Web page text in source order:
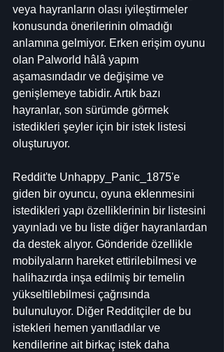
veya hayranların olası iyileştirmeler
konusunda önerilerinin olmadığı
anlamına gelmiyor. Erken erişim oyunu
olan Palworld hâlâ yapım
aşamasındadır ve değişime ve
genişlemeye tabidir. Artık bazı
hayranlar, son sürümde görmek
istedikleri şeyler için bir istek listesi
oluşturuyor.
Reddit'te Unhappy_Panic_1875'e
giden bir oyuncu, oyuna eklenmesini
istedikleri yapı özelliklerinin bir listesini
yayınladı ve bu liste diğer hayranlardan
da destek alıyor. Gönderide özellikle
mobilyaların hareket ettirilebilmesi ve
halihazırda inşa edilmiş bir temelin
yükseltilebilmesi çağrısında
bulunuluyor. Diğer Redditçiler de bu
istekleri hemen yanıtladılar ve
kendilerine ait birkaç istek daha